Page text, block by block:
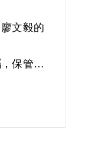
文毅的
保管其
獨宣傳
方法顛
運動會